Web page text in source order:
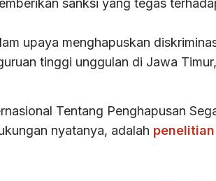
upaya menghapuskan
tinggi unggulan di Jawa Timur,
Tentang Penghapusan
nyatanya, adalah penelitian